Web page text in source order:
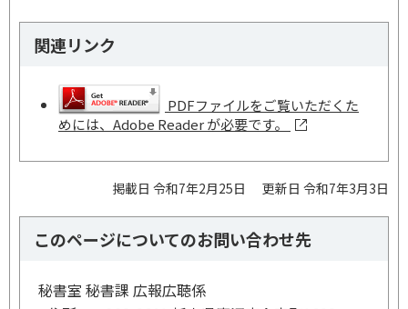
関連リンク
PDFファイルをご覧いただくた
めには、Adobe Reader が必要です。
掲載日 令和7年2月25日 更新日 令和7年3月3日
このページについてのお問い合わせ先
秘書室 秘書課 広報広聴係